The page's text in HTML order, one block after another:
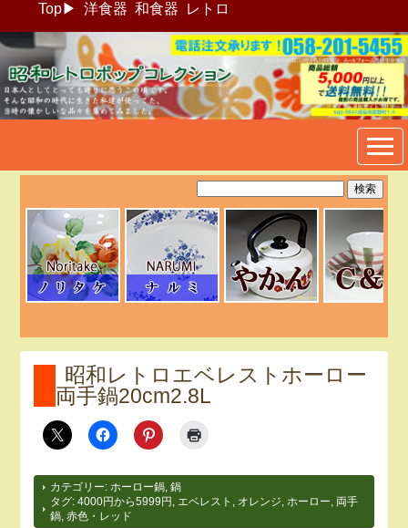
Top▶ 洋食器 和食器 レトロ
昭和レトロポップ食器生活雑
貨通販＠フリマート
昭和レトロエベレストホーロー
両手鍋20cm2.8L
カテゴリー: ホーロー鍋 ,鍋
タグ:4000円から5999円 エベレスト オレンジ ホーロー
両手
鍋 ,赤色・レッド